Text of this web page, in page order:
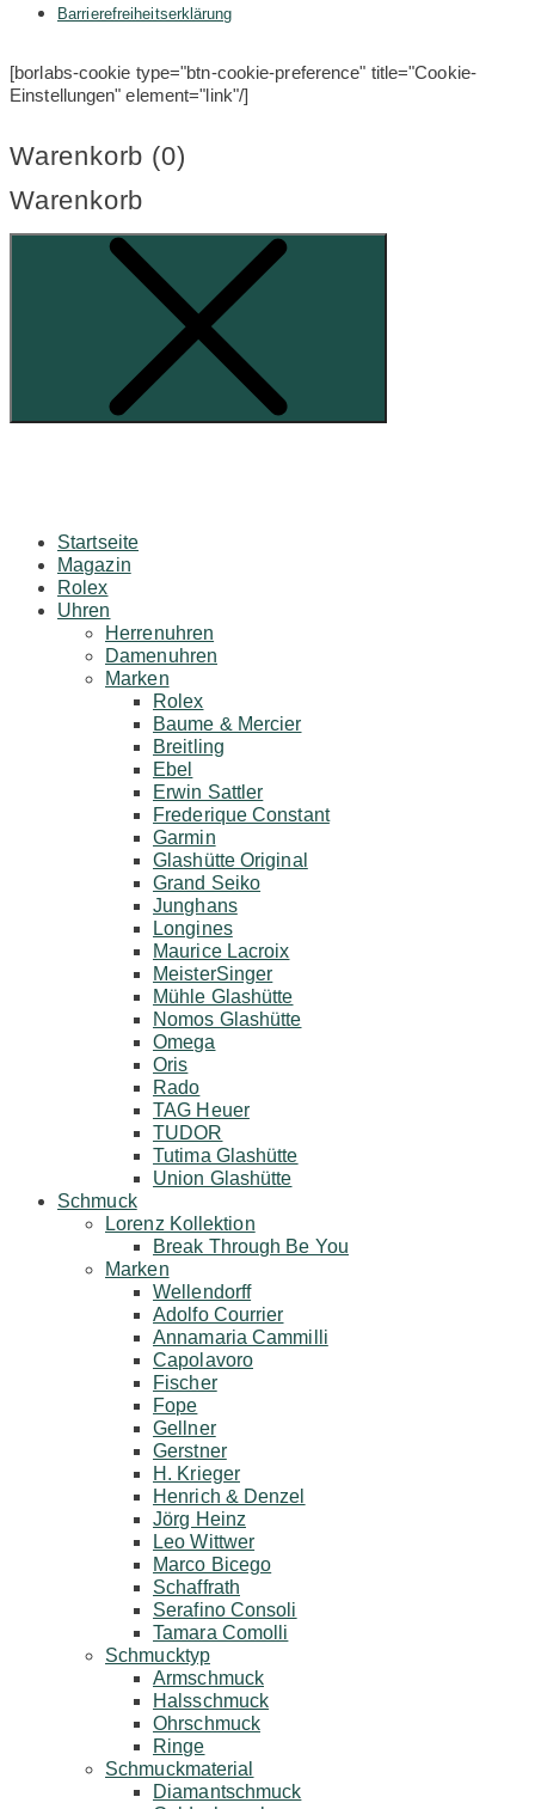
Barrierefreiheitserklärung
[borlabs-cookie type="btn-cookie-preference" title="Cookie-
Einstellungen" element="link"/]
Warenkorb (0)
Warenkorb
Startseite
Magazin
Rolex
Uhren
Herrenuhren
Damenuhren
Marken
Rolex
Baume & Mercier
Breitling
Ebel
Erwin Sattler
Frederique Constant
Garmin
Glashütte Original
Grand Seiko
Junghans
Longines
Maurice Lacroix
MeisterSinger
Mühle Glashütte
Nomos Glashütte
Omega
Oris
Rado
TAG Heuer
TUDOR
Tutima Glashütte
Union Glashütte
Schmuck
Lorenz Kollektion
Break Through Be You
Marken
Wellendorff
Adolfo Courrier
Annamaria Cammilli
Capolavoro
Fischer
Fope
Gellner
Gerstner
H. Krieger
Henrich & Denzel
Jörg Heinz
Leo Wittwer
Marco Bicego
Schaffrath
Serafino Consoli
Tamara Comolli
Schmucktyp
Armschmuck
Halsschmuck
Ohrschmuck
Ringe
Schmuckmaterial
Diamantschmuck